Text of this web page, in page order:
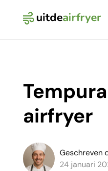
uitdeairfryer
airfryer
Geschreven
24 januari